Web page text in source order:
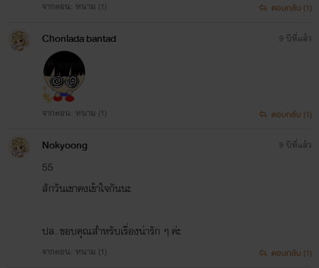
จากตอน: หนาม (1) ตอบกลับ (1)
Chonlada bantad
จากตอน: หนาม (1)
9 ปีที่แล้ว
ตอบกลับ (1)
Nokyoong
55
สักวันเขาคงเข้าใจกันนะ
ปล. ขอบคุณสำหรับเรื่องน่ารัก ๆ ค่ะ
จากตอน: หนาม (1)
9 ปีที่แล้ว
ตอบกลับ (1)